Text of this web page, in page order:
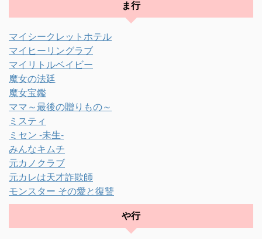
ま行
マイシークレットホテル
マイヒーリングラブ
マイリトルベイビー
魔女の法廷
魔女宝鑑
ママ～最後の贈りもの～
ミスティ
ミセン -未生-
みんなキムチ
元カノクラブ
元カレは天才詐欺師
モンスター その愛と復讐
や行